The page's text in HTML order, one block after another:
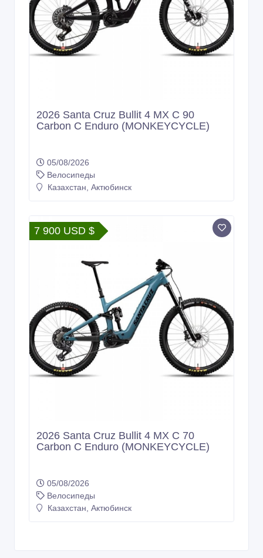
2026 Santa Cruz Bullit 4 MX C 90
Carbon C Enduro (MONKEYCYCLE)
05/08/2026
Велосипеды
Казахстан, Актюбинск
7 900 USD $
2026 Santa Cruz Bullit 4 MX C 70
Carbon C Enduro (MONKEYCYCLE)
05/08/2026
Велосипеды
Казахстан, Актюбинск